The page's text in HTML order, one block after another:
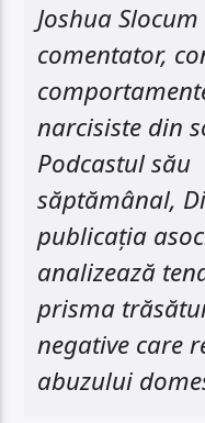
Joshua
comentator,
narcisiste din
Podcastul său
săptămânal,
publicația
analizează
prisma
negative care
abuzului